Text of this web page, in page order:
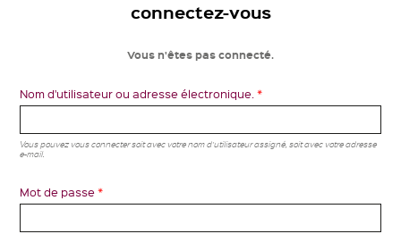
connectez-vous
Vous n'êtes pas connecté.
Nom d'utilisateur ou adresse électronique.*
Vous pouvez vous connecter soit avec votre nom d'utilisateur assigné, soit avec votre adresse
e-mail.
Mot de passe*